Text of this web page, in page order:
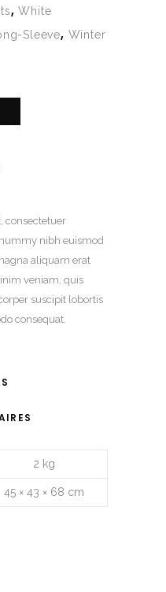
,White
Sleeve, Winter
consectetuer
nibh euismod
aliquam erat
veniam, quis
suscipit lobortis
consequat.
2 kg
45 × 43 × 68 cm